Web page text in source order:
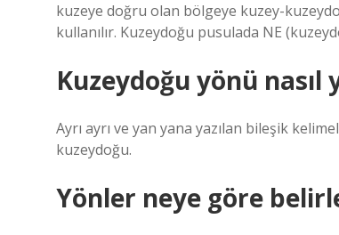
kuzeye doğru olan bölgeye kuzey-
kullanılır. Kuzeydoğu pusulada NE
Kuzeydoğu yönü nasıl
Ayrı ayrı ve yan yana yazılan bileşik
kuzeydoğu.
Yönler neye göre